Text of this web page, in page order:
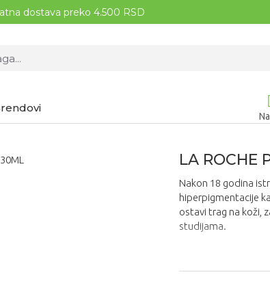
dostava preko 4.500 RSD
LA ROCHE
Nakon 18 godina
hiperpigmentacije
ostavi trag na koži,
studijama.